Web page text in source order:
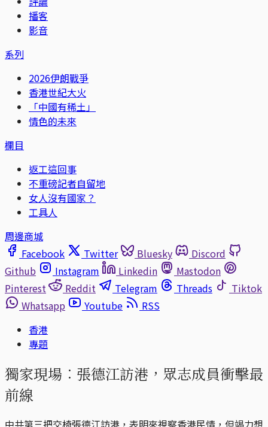
播客
影音
系列
2026伊朗戰爭
香港世紀大火
「中國有稀土」
情色的未來
欄目
返工這回事
不重磅記者自留地
女人沒有國家？
工具人
周邊商城
Facebook
Twitter Bluesky
Discord
Github
Instagram Linkedin
Mastodon
Pinterest
Reddit Telegram Threads
Tiktok
Whatsapp
Youtube
RSS
香港
專題
獨家現場︰張德江訪港，眾志成員衝擊最
前線
中共第三把交椅張德江訪港，表明來視察香港民情，但竭力想